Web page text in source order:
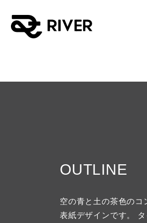
OUTLINE
空の青と土の茶色のコ
表紙デザインです。